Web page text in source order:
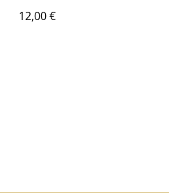
12,00 €